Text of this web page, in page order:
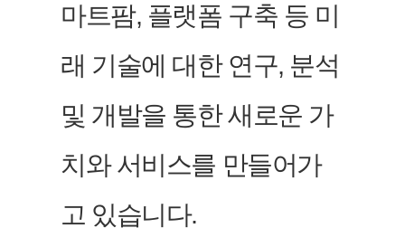
마트팜, 플랫폼 구축 등 미
래 기술에 대한 연구, 분석
및 개발을 통한 새로운 가
치와 서비스를 만들어가
고 있습니다.